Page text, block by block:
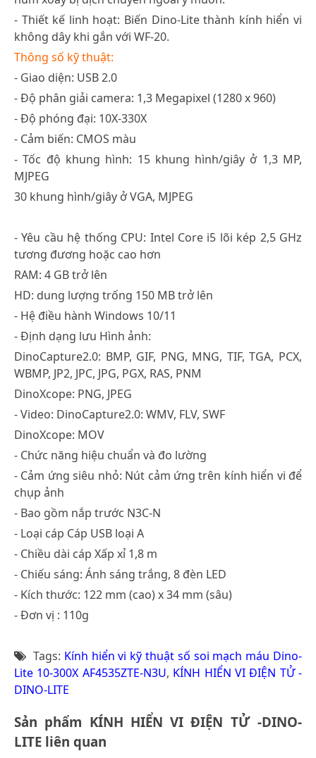
- Thiết kế linh hoạt: Biến Dino-Lite thành kính hiển vi
không dây khi gắn với WF-20.
Thông số kỹ thuật:
- Giao diện: USB 2.0
​- Độ phân giải camera: 1,3 Megapixel (1280 x 960)
- Độ phóng đại: 10X-330X
- Cảm biến: CMOS màu
- Tốc độ khung hình: 15 khung hình/giây ở 1,3 MP,
MJPEG
30 khung hình/giây ở VGA, MJPEG
- Yêu cầu hệ thống CPU: Intel Core i5 lõi kép 2,5 GHz
tương đương hoặc cao hơn
RAM: 4 GB trở lên
HD: dung lượng trống 150 MB trở lên
- Hệ điều hành Windows 10/11
- Định dạng lưu Hình ảnh:
DinoCapture2.0: BMP, GIF, PNG, MNG, TIF, TGA, PCX,
WBMP, JP2, JPC, JPG, PGX, RAS, PNM
DinoXcope: PNG, JPEG
- Video: DinoCapture2.0: WMV, FLV, SWF
DinoXcope: MOV
- ​Chức năng hiệu chuẩn và đo lường
​- Cảm ứng siêu nhỏ: Nút cảm ứng trên kính hiển vi để
chụp ảnh
- Bao gồm nắp trước N3C-N
- Loại cáp Cáp USB loại A
- Chiều dài cáp Xấp xỉ 1,8 m
- Chiếu sáng: Ánh sáng trắng, 8 đèn LED
​- Kích thước: 122 mm (cao) x 34 mm (sâu)
- Đơn vị : 110g
Tags: Kính hiển vi kỹ thuật số soi mạch máu Dino-
Lite 10-300X AF4535ZTE-N3U, KÍNH HIỂN VI ĐIỆN TỬ -
DINO-LITE
Sản phẩm KÍNH HIỂN VI ĐIỆN TỬ -DINO-
LITE liên quan